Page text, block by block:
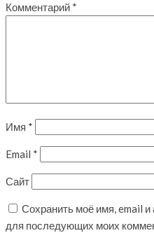
Комментарий *
Имя *
Email *
Сайт
Сохранить моё имя, email и
для последующих моих